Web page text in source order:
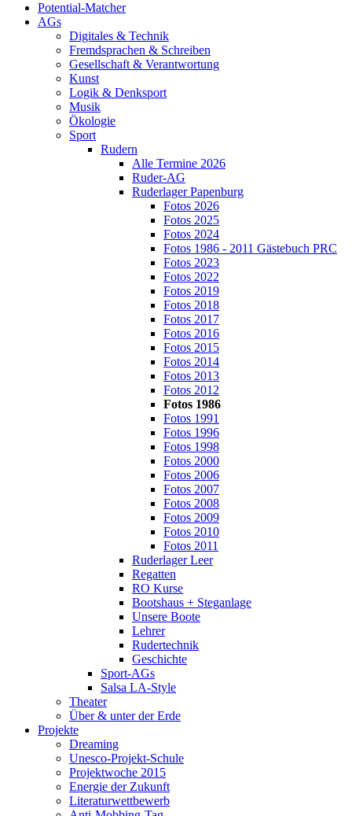
Potential-Matcher
AGs
Digitales & Technik
Fremdsprachen & Schreiben
Gesellschaft & Verantwortung
Kunst
Logik & Denksport
Musik
Ökologie
Sport
Rudern
Alle Termine 2026
Ruder-AG
Ruderlager Papenburg
Fotos 2026
Fotos 2025
Fotos 2024
Fotos 1986 - 2011 Gästebuch PRC
Fotos 2023
Fotos 2022
Fotos 2019
Fotos 2018
Fotos 2017
Fotos 2016
Fotos 2015
Fotos 2014
Fotos 2013
Fotos 2012
Fotos 1986
Fotos 1991
Fotos 1996
Fotos 1998
Fotos 2000
Fotos 2006
Fotos 2007
Fotos 2008
Fotos 2009
Fotos 2010
Fotos 2011
Ruderlager Leer
Regatten
RO Kurse
Bootshaus + Steganlage
Unsere Boote
Lehrer
Rudertechnik
Geschichte
Sport-AGs
Salsa LA-Style
Theater
Über & unter der Erde
Projekte
Dreaming
Unesco-Projekt-Schule
Projektwoche 2015
Energie der Zukunft
Literaturwettbewerb